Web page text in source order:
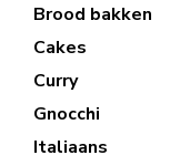
Brood bakken
Cakes
Curry
Gnocchi
Italiaans